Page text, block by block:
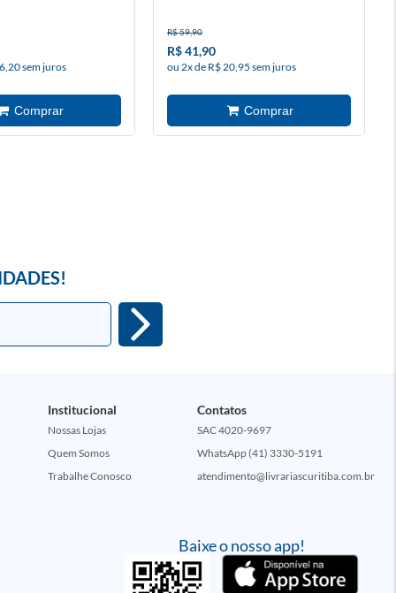
sem juros
R$ 59,90
R$ 41,90
ou 2x de R$ 20,95 sem juros
Baixe o nosso app!
Institucional
Nossas Lojas
Quem Somos
Trabalhe Conosco
Contatos
SAC 4020-9697
WhatsApp (41) 3330-5191
atendimento@livrariascuritiba.com.br